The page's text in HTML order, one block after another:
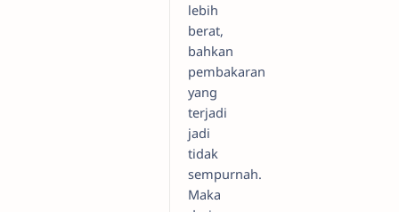
lebih
berat,
bahkan
pembakaran
yang
terjadi
jadi
tidak
sempurnah.
Maka